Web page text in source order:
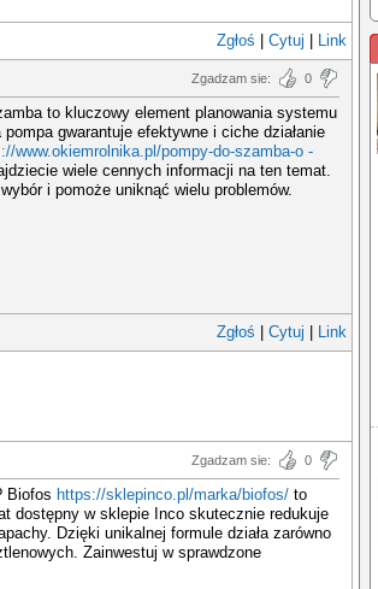
Zgłoś Cytuj Link
Zgadzam sie: 0
to kluczowy element planowania systemu
gwarantuje efektywne i ciche działanie
www.okiemrolnika.pl/pompy-do-szamba-o -
wiele cennych informacji na ten temat.
i pomoże uniknąć wielu problemów.
Zgłoś Cytuj Link
Zgadzam sie: 0
Biofos https://sklepinco.pl/marka/biofos/ to
dostępny w sklepie Inco skutecznie redukuje
Dzięki unikalnej formule działa zarówno
Zainwestuj w sprawdzone